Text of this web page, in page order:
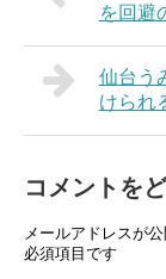
を回避
仙台う
けられ
コメントを
メールアドレスが
必須項目です